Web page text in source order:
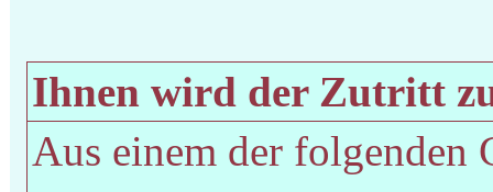
Ihnen wird der Zutritt
Aus einem der folgenden